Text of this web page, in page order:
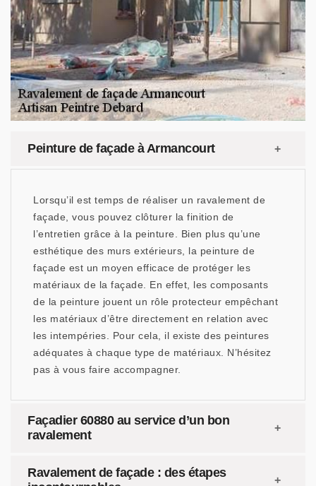
Peinture de façade à Armancourt
Lorsqu’il est temps de réaliser un ravalement de
façade, vous pouvez clôturer la finition de
l’entretien grâce à la peinture. Bien plus qu’une
esthétique des murs extérieurs, la peinture de
façade est un moyen efficace de protéger les
matériaux de la façade. En effet, les composants
de la peinture jouent un rôle protecteur empêchant
les matériaux d’être directement en relation avec
les intempéries. Pour cela, il existe des peintures
adéquates à chaque type de matériaux. N’hésitez
pas à vous faire accompagner.
Façadier 60880 au service d’un bon
ravalement
Ravalement de façade : des étapes